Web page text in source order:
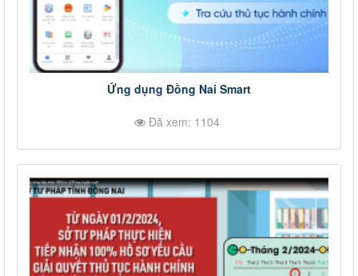
Ứng dụng Đồng Nai Smart
Đã xem: 1104